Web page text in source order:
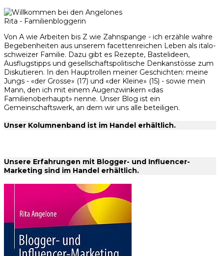
Rita - Familienbloggerin
Von A wie Arbeiten bis Z wie Zahnspange - ich erzähle wahre
Begebenheiten aus unserem facettenreichen Leben als italo-
schweizer Familie. Dazu gibt es Rezepte, Bastelideen,
Ausflugstipps und gesellschaftspolitische Denkanstösse zum
Diskutieren. In den Hauptrollen meiner Geschichten: meine
Jungs - «der Grosse» (17) und «der Kleine» (15) - sowie mein
Mann, den ich mit einem Augenzwinkern «das
Familienoberhaupt» nenne. Unser Blog ist ein
Gemeinschaftswerk, an dem wir uns alle beteiligen.
Unser Kolumnenband ist im Handel erhältlich.
Unsere Erfahrungen mit Blogger- und Influencer-
Marketing sind im Handel erhältlich.